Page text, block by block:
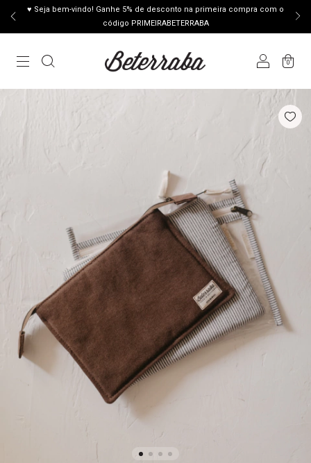
♥ Seja bem-vindo! Ganhe 5% de desconto na primeira compra com o
código PRIMEIRABETERRABA
0